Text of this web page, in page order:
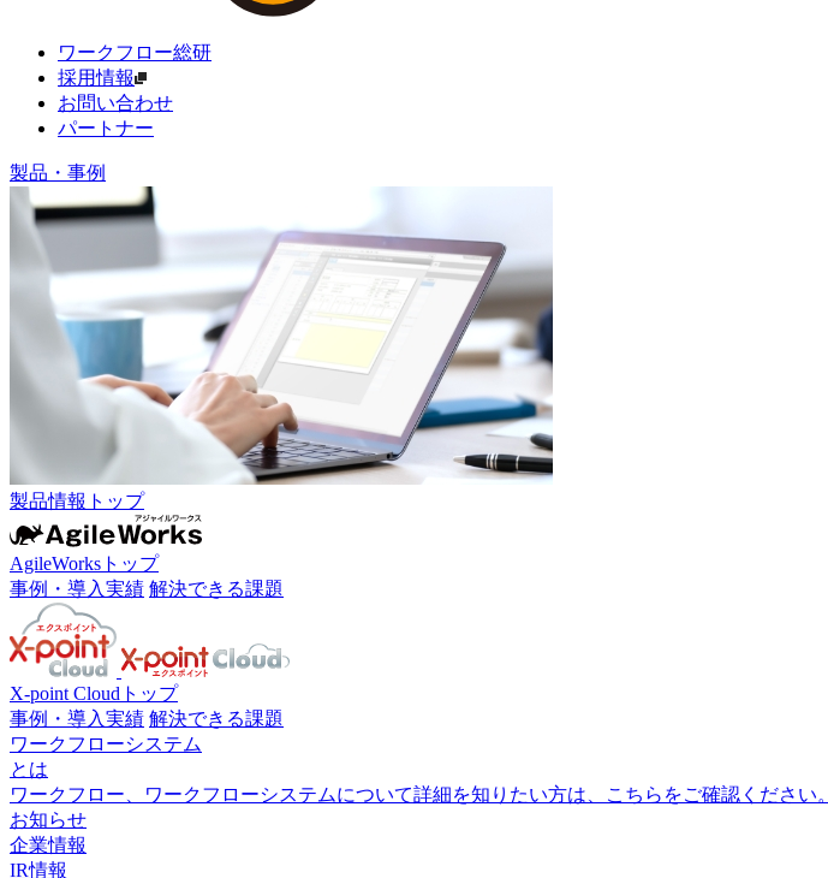
ワークフロー総研
採用情報
お問い合わせ
パートナー
製品・事例
製品情報トップ
AgileWorksトップ
事例・導入実績 解決できる課題
X-point Cloudトップ
事例・導入実績 解決できる課題
ワークフローシステム
とは
ワークフロー、ワークフローシステムについて詳細を知りたい方は、こちらをご確認ください。
お知らせ
企業情報
IR情報